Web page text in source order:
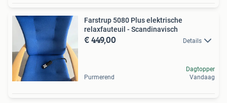
Farstrup 5080 Plus elektrische
relaxfauteuil - Scandinavisch
€ 449,00 Details
Purmerend
Dagtopper
Vandaag